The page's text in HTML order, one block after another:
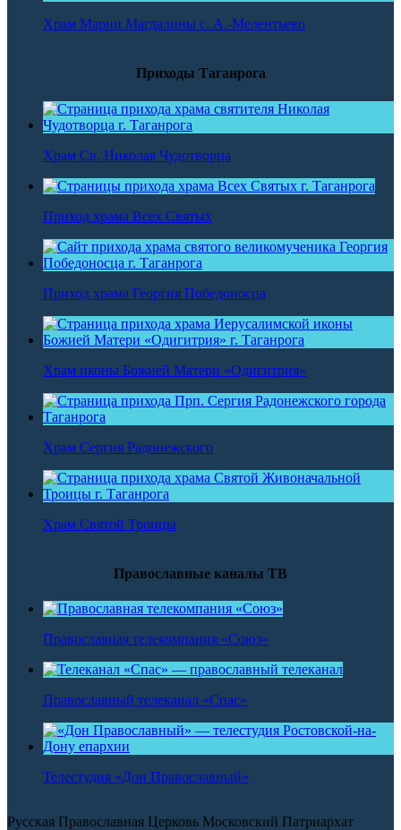
Храм Марии Магдалины с. А.-Мелентьево
Приходы Таганрога
Храм Св. Николая Чудотворца
Приход храма Всех Святых
Приход храма Георгия Победоносца
Храм иконы Божией Матери «Одигитрия»
Храм Сергия Радонежского
Храм Святой Троицы
Православные каналы ТВ
Православная телекомпания «Союз»
Православный телеканал «Спас»
Телестудия «Дон Православный»
Русская Православная Церковь Московский Патриархат